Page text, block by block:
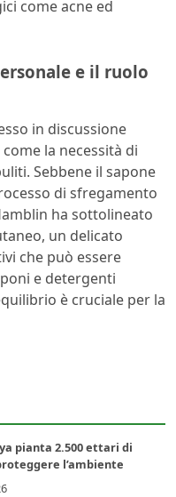
come acne ed
e il ruolo
in discussione
la necessità di
Sebbene il sapone
di sfregamento
ha sottolineato
un delicato
che può essere
e detergenti
è cruciale per la
pianta 2.500 ettari di
l’ambiente